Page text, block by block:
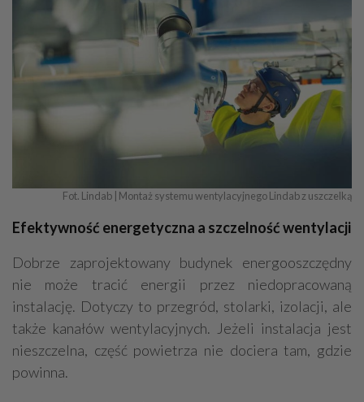
Fot. Lindab | Montaż systemu wentylacyjnego Lindab z uszczelką
Efektywność energetyczna a szczelność wentylacji
Dobrze zaprojektowany budynek energooszczędny
nie może tracić energii przez niedopracowaną
instalację. Dotyczy to przegród, stolarki, izolacji, ale
także kanałów wentylacyjnych. Jeżeli instalacja jest
nieszczelna, część powietrza nie dociera tam, gdzie
powinna.